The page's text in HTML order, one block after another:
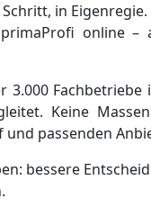
in
online
Keine
passenden
bessere